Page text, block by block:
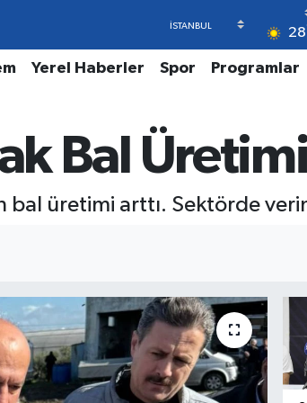
28
Yerel Haberler Spor Programlar
Bal
bal üretimi arttı. Sektörde